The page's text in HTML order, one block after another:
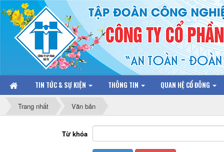
TIN TỨC & SỰ KIỆN THÔNG TIN QUAN HỆ CỔ ĐÔNG
Trang nhất Văn bản
Từ khóa